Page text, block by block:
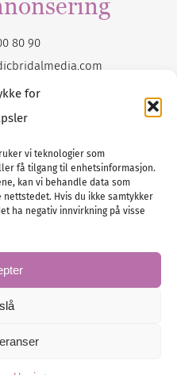
for
vi teknologier som
få tilgang til enhetsinformasjon.
kan vi behandle data som
Hvis du ikke samtykker
ha negativ innvirkning på visse
80 90
.com
80 90
.com